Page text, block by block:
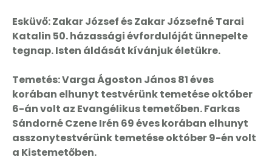
Esküvő: Zakar József és Zakar Józsefné Tarai
Katalin 50. házassági évfordulóját ünnepelte
tegnap. Isten áldását kívánjuk életükre.
Temetés: Varga Ágoston János 81 éves
korában elhunyt testvérünk temetése október
6-án volt az Evangélikus temetőben. Farkas
Sándorné Czene Irén 69 éves korában elhunyt
asszonytestvérünk temetése október 9-én volt
a Kistemetőben.